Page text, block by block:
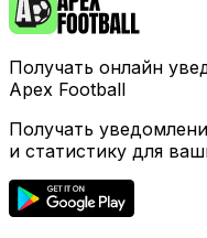
Получать онлайн
Apex Football
Получать
и статистику для